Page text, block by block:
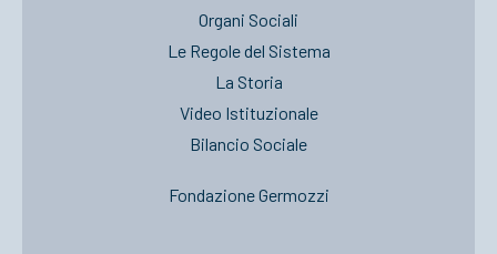
Organi Sociali
Le Regole del Sistema
La Storia
Video Istituzionale
Bilancio Sociale
Fondazione Germozzi